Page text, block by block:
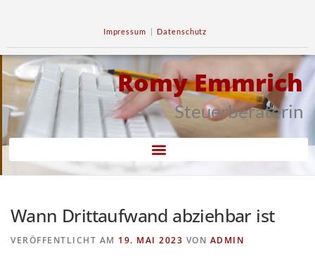
Impressum | Datenschutz
Romy Emmrich
Steuerberaterin
Wann Drittaufwand abziehbar ist
VERÖFFENTLICHT AM 19. MAI 2023 VON ADMIN